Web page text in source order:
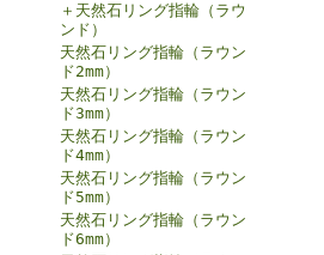
＋天然石リング指輪（ラウ
ンド）
天然石リング指輪（ラウン
ド2mm）
天然石リング指輪（ラウン
ド3mm）
天然石リング指輪（ラウン
ド4mm）
天然石リング指輪（ラウン
ド5mm）
天然石リング指輪（ラウン
ド6mm）